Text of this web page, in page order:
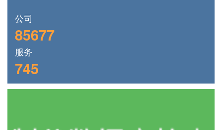
公司
85677
服务
745